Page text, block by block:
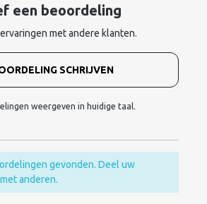
een beoordeling
met andere klanten.
SCHRIJVEN
weergeven in huidige taal.
gevonden. Deel uw
anderen.